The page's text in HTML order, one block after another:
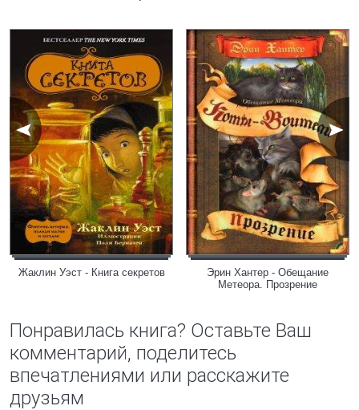
Жаклин Уэст - Книга секретов
Эрин Хантер - Обещание
Метеора. Прозрение
Понравилась книга? Оставьте Ваш
комментарий, поделитесь
впечатлениями или расскажите
друзьям